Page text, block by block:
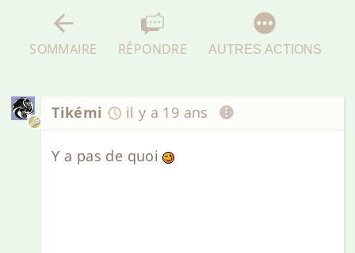
SOMMAIRE RÉPONDRE AUTRES ACTIONS
Tikémi il y a 19 ans
Y a pas de quoi